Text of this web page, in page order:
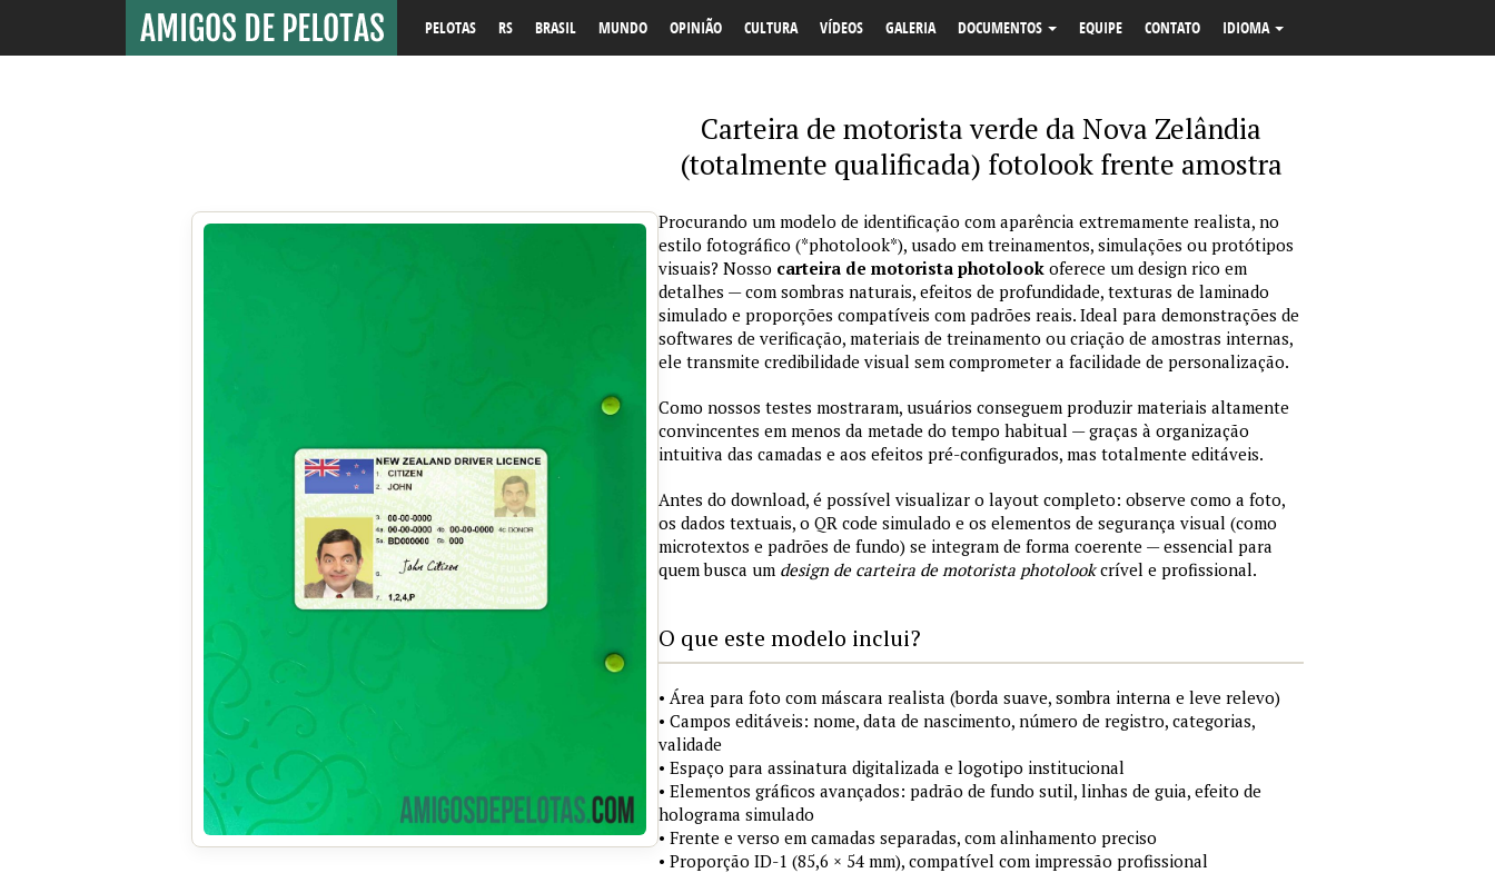
PELOTAS RS BRASIL MUNDO OPINIÃO CULTURA VÍDEOS GALERIA DOCUMENTOS EQUIPE CONTATO IDIOMA
Carteira de motorista verde da Nova Zelândia
(totalmente qualificada) fotolook frente amostra
Procurando um modelo de identificação com aparência extremamente realista, no
estilo fotográfico (*photolook*), usado em treinamentos, simulações ou protótipos
visuais? Nosso carteira de motorista photolook oferece um design rico em
detalhes — com sombras naturais, efeitos de profundidade, texturas de laminado
simulado e proporções compatíveis com padrões reais. Ideal para demonstrações de
softwares de verificação, materiais de treinamento ou criação de amostras internas,
ele transmite credibilidade visual sem comprometer a facilidade de personalização.
Como nossos testes mostraram, usuários conseguem produzir materiais altamente
convincentes em menos da metade do tempo habitual — graças à organização
intuitiva das camadas e aos efeitos pré-configurados, mas totalmente editáveis.
Antes do download, é possível visualizar o layout completo: observe como a foto,
os dados textuais, o QR code simulado e os elementos de segurança visual (como
microtextos e padrões de fundo) se integram de forma coerente — essencial para
quem busca um design de carteira de motorista photolookcrível e profissional.
O que este modelo inclui?
• Área para foto com máscara realista (borda suave, sombra interna e leve relevo)
• Campos editáveis: nome, data de nascimento, número de registro, categorias,
validade
• Espaço para assinatura digitalizada e logotipo institucional
• Elementos gráficos avançados: padrão de fundo sutil, linhas de guia, efeito de
holograma simulado
• Frente e verso em camadas separadas, com alinhamento preciso
• Proporção ID-1 (85,6 × 54 mm), compatível com impressão profissional